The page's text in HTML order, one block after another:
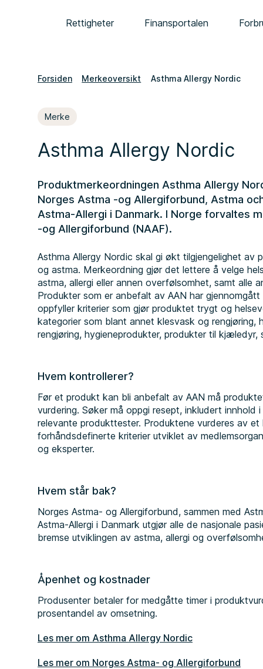
Rettigheter Finansportalen
Forsiden Merkeoversikt Asthma Allergy Nordic
Merke
Asthma Allergy Nordic
Produktmerkeordningen Asthma Allergy
Norges Astma -og Allergiforbund, Astma
Astma-Allergi i Danmark. I Norge forvaltes
-og Allergiforbund (NAAF).
Asthma Allergy Nordic skal gi økt tilgjengelighet av
og astma. Merkeordning gjør det lettere å velge
astma, allergi eller annen overfølsomhet, samt alle
Produkter som er anbefalt av AAN har
oppfyller kriterier som gjør produktet trygt og
kategorier som blant annet klesvask og rengjøring,
rengjøring, hygieneprodukter, produkter til kjæledyr,
Hvem kontrollerer?
Før et produkt kan bli anbefalt av AAN må
vurdering. Søker må oppgi resept, inkludert innhold
relevante produkttester. Produktene vurderes av
forhåndsdefinerte kriterier utviklet av
og eksperter.
Hvem står bak?
Norges Astma- og Allergiforbund, sammen med
Astma-Allergi i Danmark utgjør alle de nasjonale
bremse utviklingen av astma, allergi og
Åpenhet og kostnader
Produsenter betaler for medgåtte timer i
prosentandel av omsetning.
Les mer om Asthma Allergy Nordic
Les mer om Norges Astma- og Allergiforbund